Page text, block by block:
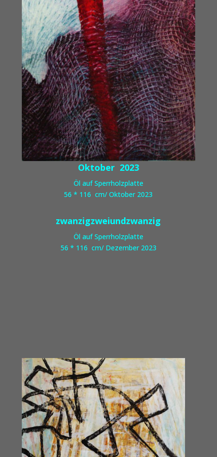
Oktober 2023
Öl auf Sperrholzplatte
56 * 116 cm/ Oktober 2023
zwanzigzweiundzwanzig
Öl auf Sperrholzplatte
56 * 116 cm/ Dezember 2023